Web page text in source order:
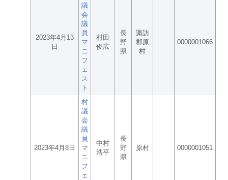
2023年4月13
日
議
会
議
員
マ
ニ
フ
ェ
ス
ト
村田
俊広
長
野
県
諏訪
郡原
村
0000001066
2023年4月8日
村
議
会
議
員
マ
ニ
フ
ェ
中村
浩平
長
野
県
原村 0000001051